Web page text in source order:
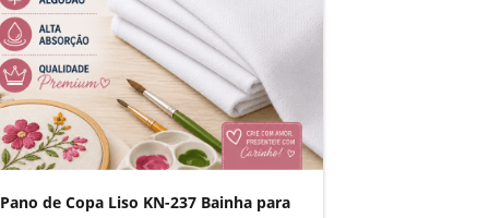
Pano de Copa Liso KN-237 Bainha para